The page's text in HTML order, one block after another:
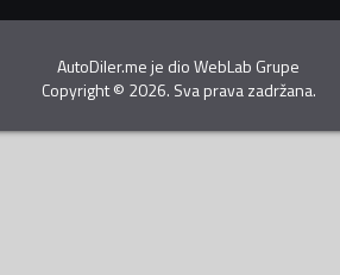
AutoDiler.me je dioWebLab Grupe
Copyright© 2026. Sva prava zadržana.